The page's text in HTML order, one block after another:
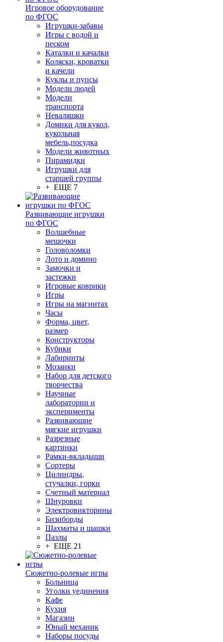
Игровое оборудование
по ФГОС
Игрушки-забавы
Игры с водой и
песком
Каталки и качалки
Коляски, кроватки
и качели
Куклы и пупсы
Модели людей
Модели
транспорта
Неваляшки
Домики для кукол,
кукольная
мебель,посудка
Модели животных
Пирамидки
Игрушки для
старшей группы
+ ЕЩЕ 7
Развивающие игрушки
по ФГОС
Волшебные
мешочки
Головоломки
Лото и домино
Замочки и
застежки
Игровые коврики
Игры
Игры на магнитах
Часы
Форма, цвет,
размер
Конструкторы
Кубики
Лабиринты
Мозаики
Набор для детского
творчества
Научные
лаборатории и
эксперименты
Развивающие
мягкие игрушки
Разрезные
картинки
Рамки-вкладыши
Сортеры
Цилиндры,
стучалки, горки
Счетный материал
Шнуровки
Электровикторины
Бизиборды
Шахматы и шашки
Пазлы
+ ЕЩЕ 21
Сюжетно-ролевые игры
Больница
Уголки уединения
Кафе
Кухня
Магазин
Юный механик
Наборы посуды